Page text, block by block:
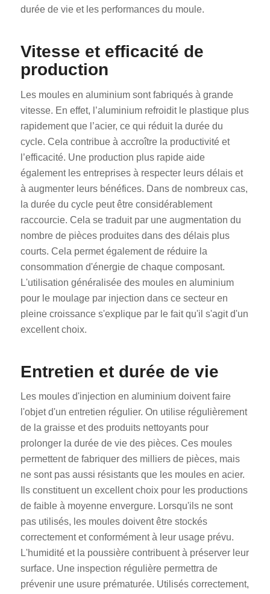
durée de vie et les performances du moule.
Vitesse et efficacité de
production
Les moules en aluminium sont fabriqués à grande
vitesse. En effet, l’aluminium refroidit le plastique plus
rapidement que l’acier, ce qui réduit la durée du
cycle. Cela contribue à accroître la productivité et
l’efficacité. Une production plus rapide aide
également les entreprises à respecter leurs délais et
à augmenter leurs bénéfices. Dans de nombreux cas,
la durée du cycle peut être considérablement
raccourcie. Cela se traduit par une augmentation du
nombre de pièces produites dans des délais plus
courts. Cela permet également de réduire la
consommation d'énergie de chaque composant.
L'utilisation généralisée des moules en aluminium
pour le moulage par injection dans ce secteur en
pleine croissance s'explique par le fait qu'il s'agit d'un
excellent choix.
Entretien et durée de vie
Les moules d'injection en aluminium doivent faire
l'objet d'un entretien régulier. On utilise régulièrement
de la graisse et des produits nettoyants pour
prolonger la durée de vie des pièces. Ces moules
permettent de fabriquer des milliers de pièces, mais
ne sont pas aussi résistants que les moules en acier.
Ils constituent un excellent choix pour les productions
de faible à moyenne envergure. Lorsqu'ils ne sont
pas utilisés, les moules doivent être stockés
correctement et conformément à leur usage prévu.
L'humidité et la poussière contribuent à préserver leur
surface. Une inspection régulière permettra de
prévenir une usure prématurée. Utilisés correctement,